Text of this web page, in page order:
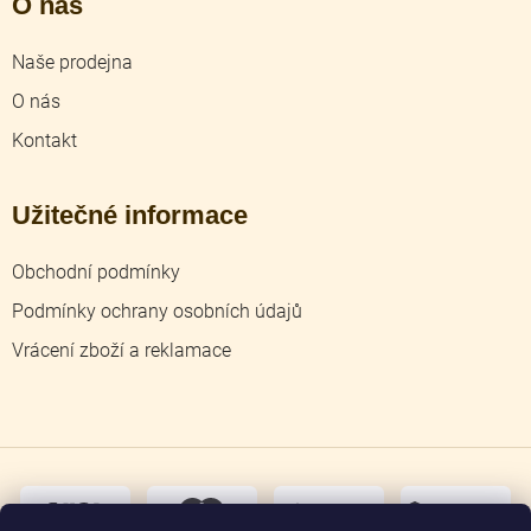
Naše prodejna
O nás
Kontakt
Užitečné informace
Obchodní podmínky
Podmínky ochrany osobních údajů
Vrácení zboží a reklamace